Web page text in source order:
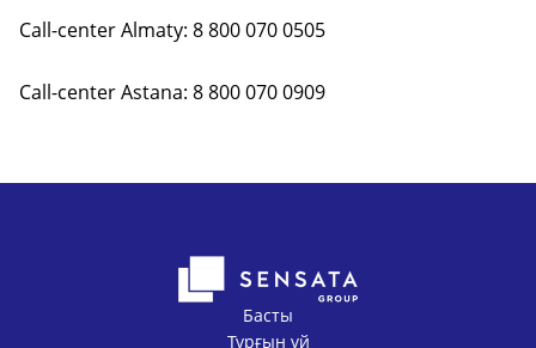
Call-center Almaty: 8 800 070 0505
Call-center Astana: 8 800 070 0909
Басты
Тұрғын үй